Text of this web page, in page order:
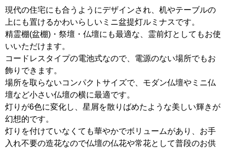
現代の住宅にも合うようにデザインされ、机やテーブルの
上にも置けるかわいらしいミニ盆提灯ルミナスです。
精霊棚(盆棚)・祭壇・仏壇にも最適な、霊前灯としてもお使
いいただけます。
コードレスタイプの電池式なので、電源のない場所でもお
飾りできます。
場所を取らないコンパクトサイズで、モダン仏壇やミニ仏
壇など小さい仏壇の横に最適です。
灯りが6色に変化し、星屑を散りばめたような美しい輝きが
幻想的です。
灯りを付けていなくても華やかでボリュームがあり、お手
入れ不要の造花なので仏壇の仏花や常花として普段のお供